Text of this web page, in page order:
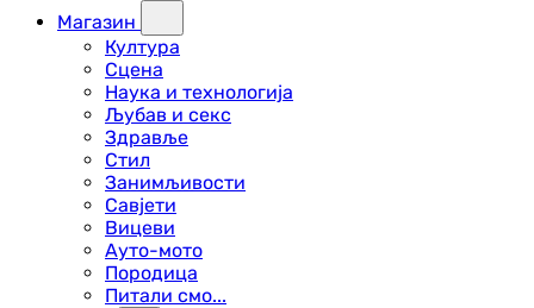
Магазин
Култура
Сцена
Наука и технологија
Љубав и секс
Здравље
Стил
Занимљивости
Савјети
Вицеви
Ауто-мото
Породица
Питали смо...